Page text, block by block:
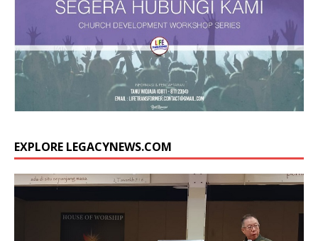
EXPLORE LEGACYNEWS.COM